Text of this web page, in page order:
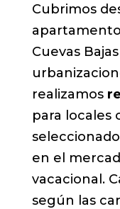
Cubrimos
Cuevas
realizamos
para locales
en el
vacacional.
según las